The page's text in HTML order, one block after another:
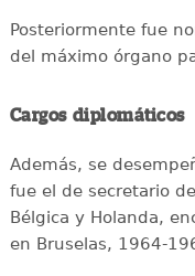
Posteriormente fue
del máximo órgano
Cargos diplomáticos
Además, se
fue el de secretario
Bélgica y Holanda,
en Bruselas, 1964-